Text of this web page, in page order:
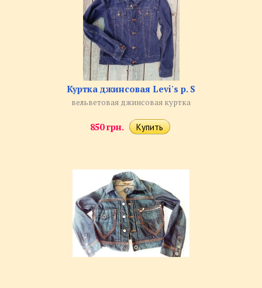
Куртка джинсовая Levi's р. S
вельветовая джинсовая куртка
850 грн.